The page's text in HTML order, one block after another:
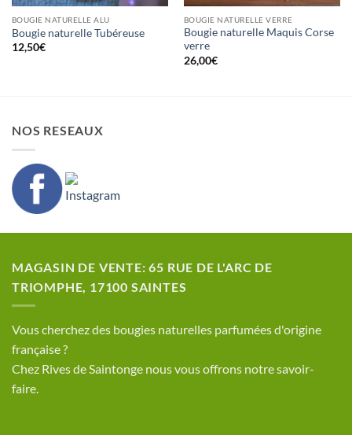
BOUGIE NATURELLE ALU
Bougie naturelle Tubéreuse
12,50€
BOUGIE NATURELLE VERRE
Bougie naturelle Maquis Corse
verre
26,00€
NOS RESEAUX
MAGASIN DE VENTE: 65 RUE DE L'ARC DE
TRIOMPHE, 17100 SAINTES
​Vous cherchez des bougies naturelles parfumées d'origine
française ?
Chez Rives de Saintonge nous vous offrons notre savoir-
faire.